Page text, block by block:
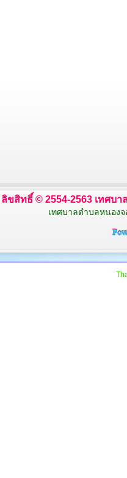
ลิขสิทธิ์ © 2554-2563 เทศบ
เทศบาลตำบลหนองจ